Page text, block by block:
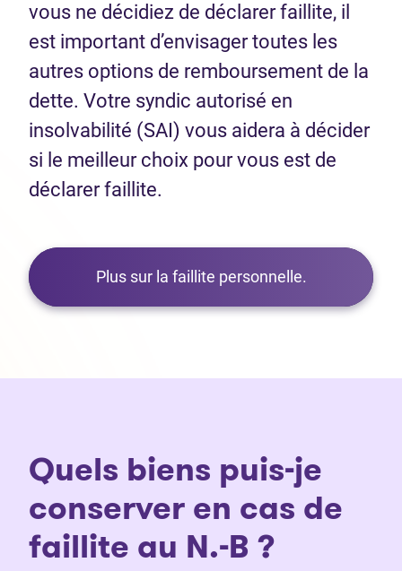
vous ne décidiez de déclarer faillite, il
est important d’envisager toutes les
autres options de remboursement de la
dette. Votre syndic autorisé en
insolvabilité (SAI) vous aidera à décider
si le meilleur choix pour vous est de
déclarer faillite.
Plus sur la faillite personnelle.
Quels biens puis-je
conserver en cas de
faillite au N.-B ?